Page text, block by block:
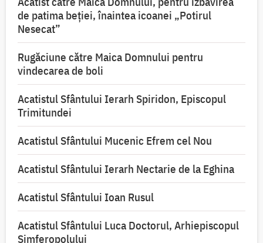
de patima beției, înaintea icoanei „Potirul
Nesecat”
Rugăciune către Maica Domnului pentru
vindecarea de boli
Acatistul Sfântului Ierarh Spiridon, Episcopul
Trimitundei
Acatistul Sfântului Mucenic Efrem cel Nou
Acatistul Sfântului Ierarh Nectarie de la Eghina
Acatistul Sfântului Ioan Rusul
Acatistul Sfântului Luca Doctorul, Arhiepiscopul
Simferopolului